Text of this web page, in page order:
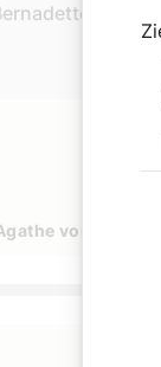
Spitzer
von Catania